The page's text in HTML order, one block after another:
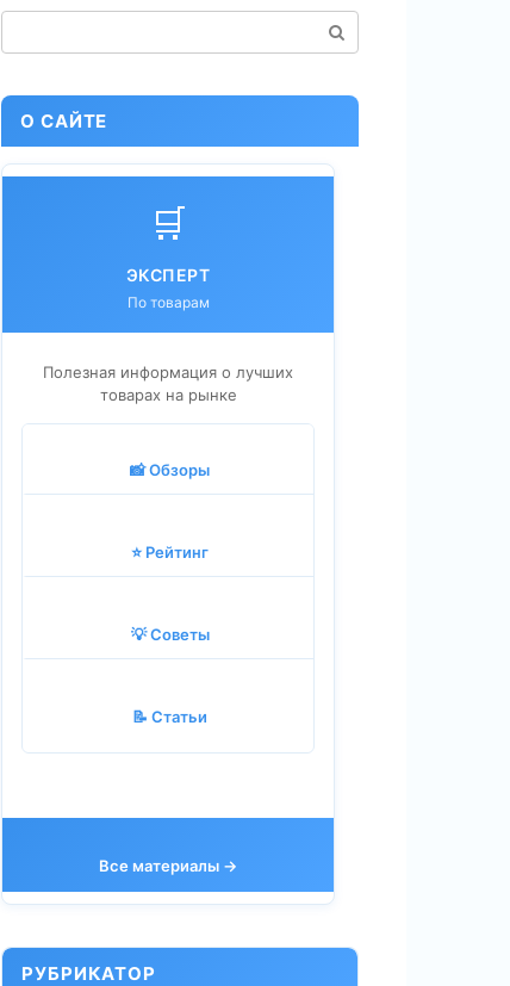
О САЙТЕ
🛒
ЭКСПЕРТ
По товарам
Полезная информация о лучших
товарах на рынке
📸 Обзоры
⭐ Рейтинг
💡 Советы
📝 Статьи
Все материалы →
РУБРИКАТОР